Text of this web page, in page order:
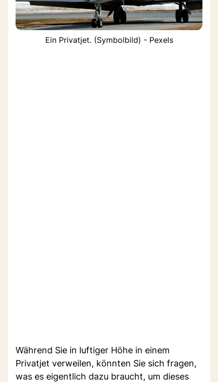
Ein Privatjet. (Symbolbild) - Pexels
Während Sie in luftiger Höhe in einem
Privatjet verweilen, könnten Sie sich fragen,
was es eigentlich dazu braucht, um dieses